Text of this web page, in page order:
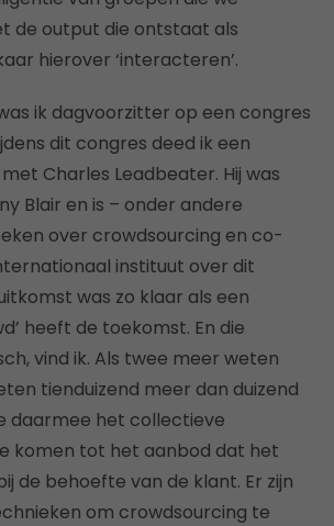
de output die ontstaat als
hierover ‘interacteren’.
ik dagvoorzitter op een congres
dit congres deed ik een
Charles Leadbeater. Hij was
Blair en is – onder andere
over crowdsourcing en co-
instituut over dit
was zo klaar als een
heeft de toekomst. En die
vind ik. Als twee meer weten
tienduizend meer dan duizend
daarmee het collectieve
komen tot het aanbod dat het
de behoefte van de klant. Er zijn
om crowdsourcing te